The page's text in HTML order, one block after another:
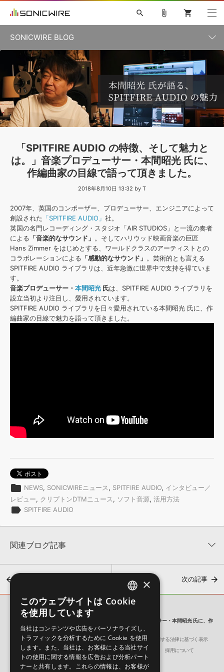
ソフト音源 »
プラグイン・エフェクト »
ソフトウェア／ツール »
効果音 »
BGM »
キャンペーン »
ニュースレター »
製品サポート情報 »
DTMガイド »
FAQ »
お問い合わせ »
音楽カード製作サービス
楽曲配信流通サービス
無償のサウンド管理ソフト
次世代型ボーカル・エディタ
APS
search
初音ミク V4X 鏡音リン・レン V4X
巡音ルカ V4X
ボーカル抜き出し
MEIKO V3 KAITO V3
SYLENTH1
VOCALOID VIENNA
ライセンスフリーBGM
TOONTRACK
サンプルパックを試そう
MUTANT
シネマティック音源特集
EZdrummer2
KOTO NATION
ソフト音源 プラグイン・エフェクト サンプルパック
ソフトウェア／ツール DAW 効果音 BGM
attach_file shopping_cart
SONICWIRE BLOG
カテゴリ一覧
記事一覧
「SPITFIRE AUDIO の特徴、そして魅力と
は。」音楽プロデューサー・本間昭光 氏に、
作編曲家の目線で語って頂きました。
2018年8月10日 13:32 by T
2007年、英国のコンポーザー、プロデューサー、エンジニアによって
創設された 「SPITFIRE AUDIO」 社。
英国の名門レコーディング・スタジオ「AIR STUDIOS」と一流の奏者
による 「音楽的なサウンド」 。そしてハリウッド映画音楽の巨匠
Hans Zimmer をはじめとする、ワールドクラスのアーティストとの
コラボレーションによる 「感動的なサウンド」 。芸術的とも言える
SPITFIRE AUDIO ライブラリは、近年急激に世界中で支持を得ていま
す。
音楽プロデューサー・ 本間昭光 氏は、SPITFIRE AUDIO ライブラリを
設立当初より注目し、愛用されています。
SPITFIRE AUDIO ライブラリを日々愛用されている本間昭光 氏に、作
編曲家の目線で魅力を語って頂きました。
folder NEWS SONICWIREニュース SPITFIRE AUDIO インタビュー／
レビュー, クリプトンDTMニュース, ソフト音源, 活用方法
label SPITFIRE AUDIO
関連ブログ記事
【ゲーム作っちゃいました】Spitfire Audio の音源プロモーショ
ンが斜め上すぎる。
2026年7月8日 18:30
次の記事
「SPITFIRE AUDIO の特徴、そして魅力とは。」音楽プロデューサー・本間昭光 氏に、作
編曲家の目線で語って頂きました。
会社概要
環境保護（CSR）への取り組み
特定商取引に関する法律に基づく表示
サイト動作環境
利用規約 個人情報の保護について 採用について
ENGLISH
×
このウェブサイトは Cookie
を使用しています
当社はコンテンツや広告をパーソナライズし、
トラフィックを分析するために Cookie を使用
します。また、当社は、お客様による当社サイ
トの使用に関する情報を広告および分析パート
ナーと共有します。これらの情報は、お客様が